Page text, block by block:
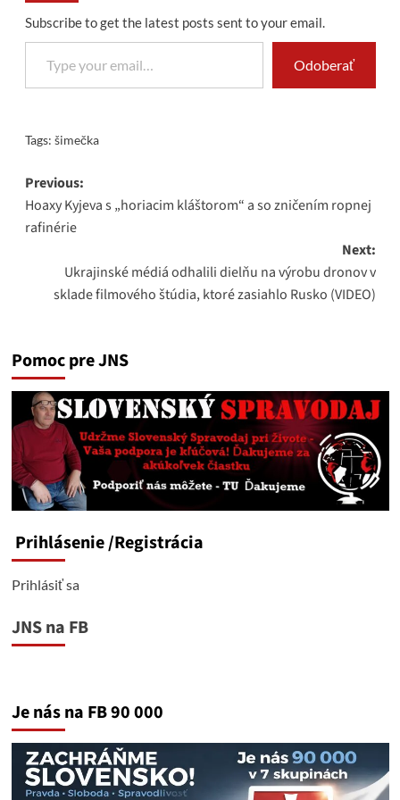
Subscribe to get the latest posts sent to your email.
Type your email…
Odoberať
Tags: šimečka
Post
navigation
Previous:
Hoaxy Kyjeva s „horiacim kláštorom“ a so zničením ropnej
rafinérie
Next:
Ukrajinské médiá odhalili dielňu na výrobu dronov v
sklade filmového štúdia, ktoré zasiahlo Rusko (VIDEO)
Pomoc pre JNS
Prihlásenie/Registrácia
Prihlásiť sa
JNS na FB
Je nás na FB 90 000